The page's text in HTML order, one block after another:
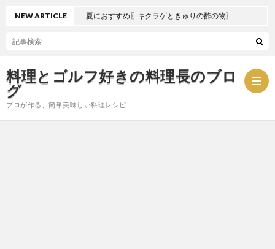
料理とゴルフ好きの料理長のブロ
グ
プロが作る、簡単美味しい料理レシピ
NEW ARTICLE夏におすすめ〖キクラゲときゅりの酢の物〗